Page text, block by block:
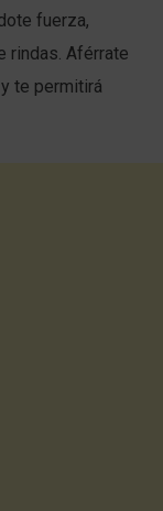
fuerza,
rindas. Aférrate
te permitirá